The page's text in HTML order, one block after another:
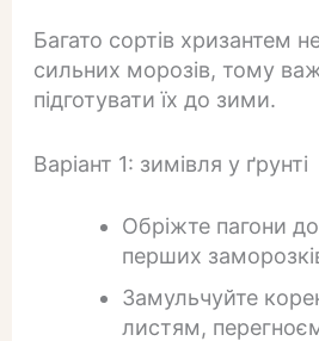
Багато сортів хризантем
сильних морозів, тому
підготувати їх до зими.
Варіант 1: зимівля у ґрунті
Обріжте пагони
перших
Замульчуйте
листям,